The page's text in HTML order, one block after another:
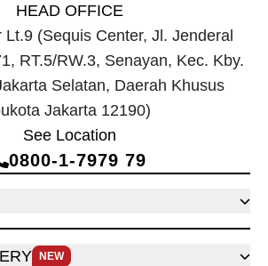
HEAD OFFICE
Lt.9 (Sequis Center, Jl. Jenderal
RT.5/RW.3, Senayan, Kec. Kby.
Selatan, Daerah Khusus
Jakarta 12190)
See Location
0800‑1‑7979 79
NEW